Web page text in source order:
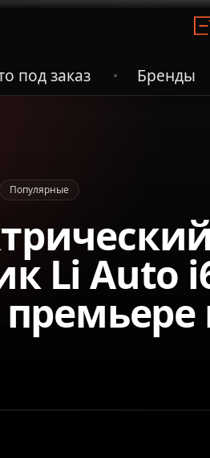
под заказ • Бренды
Популярные
Li Auto
премьере